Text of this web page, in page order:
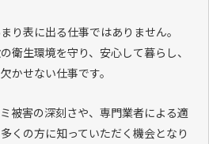
り表に出る仕事ではありません。
衛生環境を守り、安心して暮らし、
かせない仕事です。
被害の深刻さや、専門業者による適
くの方に知っていただく機会となり